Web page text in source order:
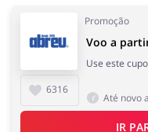
Promoção
6316
Voo a
Use este
Até novo
IR